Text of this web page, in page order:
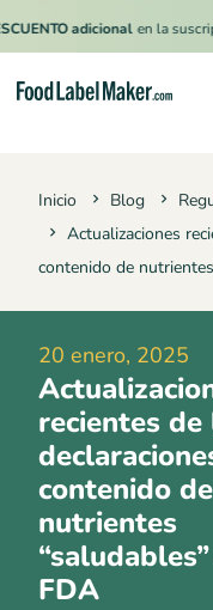
adicional en la suscripción
Inicio Blog
Actualizaciones
contenido de
20 enero, 2025
recientes de
contenido de
nutrientes
FDA
Precios
Contrata a un
Recursos
Términos y
Política de